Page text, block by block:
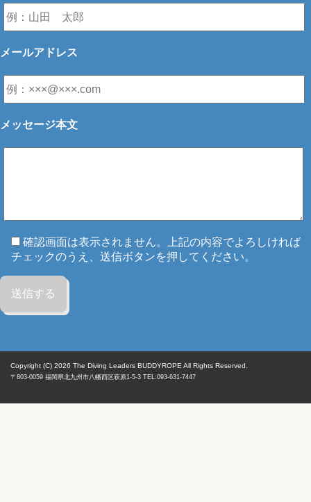
メールアドレス
メッセージ本文
確認画面は表示されません。上記の内容でよろしければ
チェックのうえ、送信ボタンを押してください。
Copyright (C) 2026 The Diving Leaders BUDDYROPE All Rights Reserved.
〒803-0059 福岡県北九州市八幡西区萩原1-5-3 TEL:093-631-7447